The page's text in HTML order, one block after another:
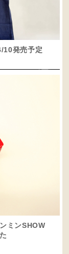
発売予定
ミンSHOW